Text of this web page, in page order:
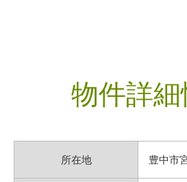
物件詳細
所在地 豊中市